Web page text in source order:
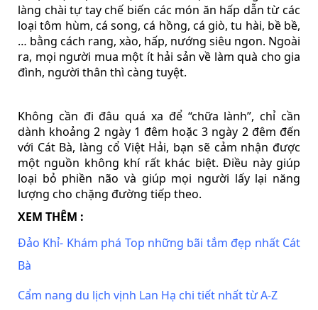
làng chài tự tay chế biến các món ăn hấp dẫn từ các
loại tôm hùm, cá song, cá hồng, cá giò, tu hài, bề bề,
… bằng cách rang, xào, hấp, nướng siêu ngon. Ngoài
ra, mọi người mua một ít hải sản về làm quà cho gia
đình, người thân thì càng tuyệt.
Không cần đi đâu quá xa để “chữa lành”, chỉ cần
dành khoảng 2 ngày 1 đêm hoặc 3 ngày 2 đêm đến
với Cát Bà, làng cổ Việt Hải, bạn sẽ cảm nhận được
một nguồn không khí rất khác biệt. Điều này giúp
loại bỏ phiền não và giúp mọi người lấy lại năng
lượng cho chặng đường tiếp theo.
XEM THÊM :
Đảo Khỉ- Khám phá Top những bãi tắm đẹp nhất Cát
Bà
Cẩm nang du lịch vịnh Lan Hạ chi tiết nhất từ A-Z